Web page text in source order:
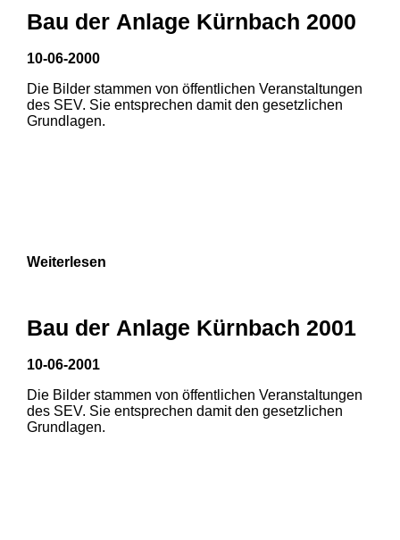
Bau der Anlage Kürnbach 2000
10-06-2000
Die Bilder stammen von öffentlichen Veranstaltungen
des SEV. Sie entsprechen damit den gesetzlichen
Grundlagen.
Weiterlesen
Bau der Anlage Kürnbach 2001
10-06-2001
Die Bilder stammen von öffentlichen Veranstaltungen
des SEV. Sie entsprechen damit den gesetzlichen
Grundlagen.